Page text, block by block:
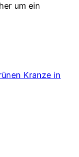
um ein